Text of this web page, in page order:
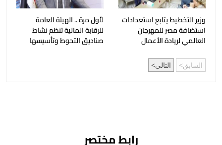
وزير التخطيط يتابع استعدادات
استضافة مصر للمهرجان
العالمي لريادة الأعمال
لأول مرة .. الهيئة العامة
للرقابة المالية تنظم نشاط
صناديق التحوط وتأسيسها
السابق التالي
رابط مختصر